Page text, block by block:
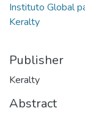
Instituto Global
Keralty
Publisher
Keralty
Abstract